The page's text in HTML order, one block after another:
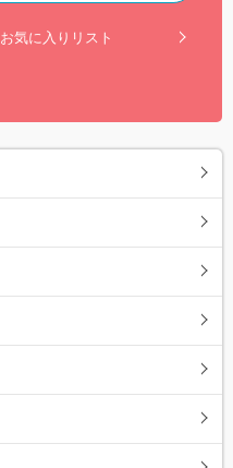
お気に入りリスト